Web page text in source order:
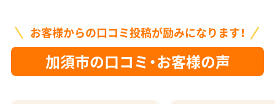
お客様からの口コミ投稿が励みになります！
加須市の口コミ・お客様の声